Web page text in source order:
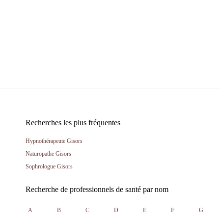
Recherches les plus fréquentes
Hypnothérapeute Gisors
Naturopathe Gisors
Sophrologue Gisors
Recherche de professionnels de santé par nom
A B C D E F G